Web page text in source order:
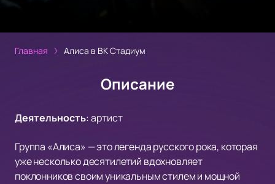
Главная Алиса в ВК Стадиум
Описание
Деятельность:артист
Группа «Алиса» — это легенда русского рока, которая
уже несколько десятилетий вдохновляет
поклонников своим уникальным стилем и мощной